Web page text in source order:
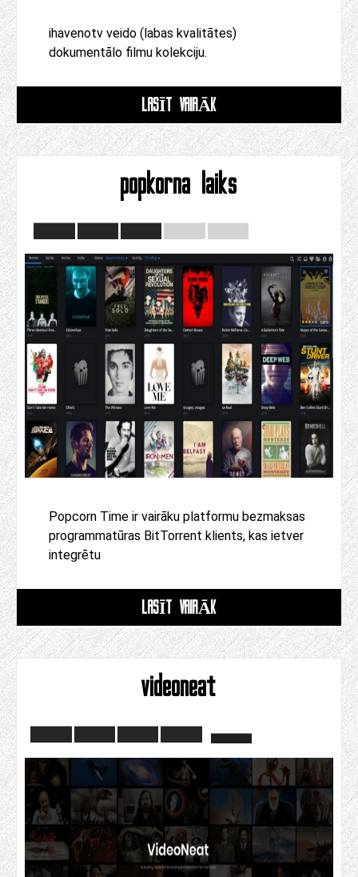
ihavenotv veido (labas kvalitātes)
dokumentālo filmu kolekciju.
LASĪT VAIRĀK
popkorna laiks
Popcorn Time ir vairāku platformu bezmaksas
programmatūras BitTorrent klients, kas ietver
integrētu
LASĪT VAIRĀK
videoneat